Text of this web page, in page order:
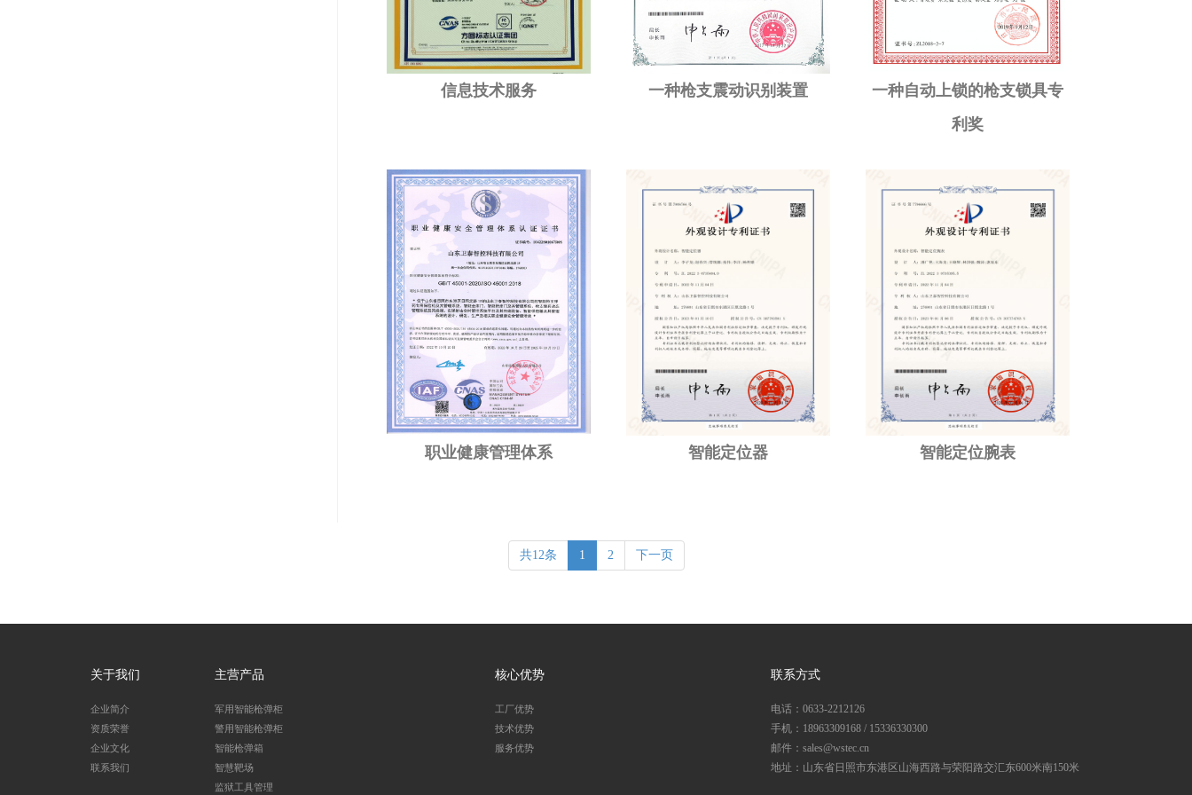
信息技术服务 一种枪支震动识别装置
一种自动上锁的枪支锁具专
利奖
职业健康管理体系 智能定位器 智能定位腕表
共12条 1 2 下一页
关于我们
企业简介
资质荣誉
企业文化
联系我们
主营产品
军用智能枪弹柜
警用智能枪弹柜
智能枪弹箱
智慧靶场
监狱工具管理
核心优势
工厂优势
技术优势
服务优势
联系方式
电话：0633-2212126
手机：18963309168 / 15336330300
邮件：sales@wstec.cn
地址：山东省日照市东港区山海西路与荣阳路交汇东600米南150米